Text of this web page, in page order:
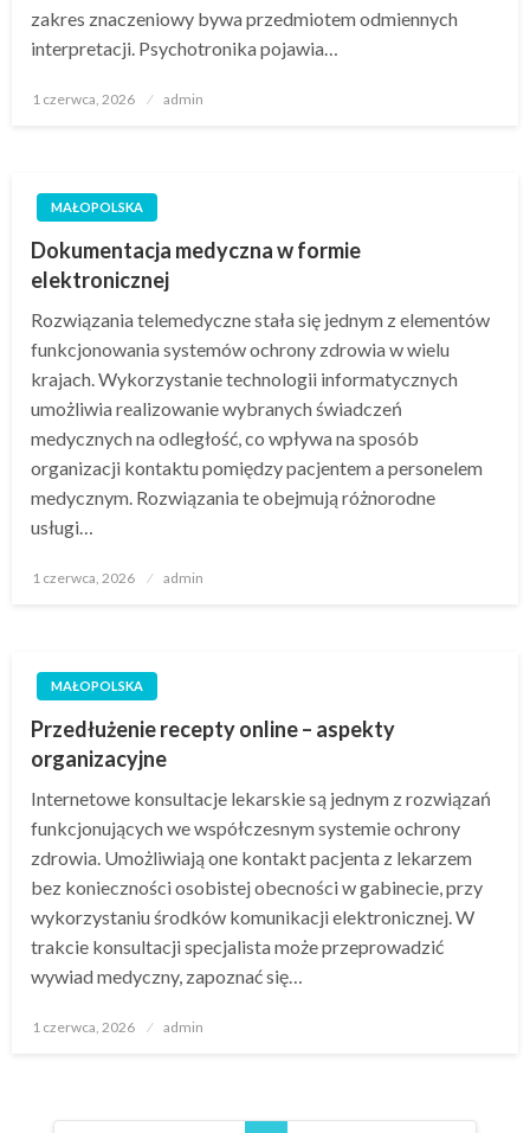
zakres znaczeniowy bywa przedmiotem odmiennych
interpretacji. Psychotronika pojawia…
Opublikowane
1 czerwca, 2026 admin
MAŁOPOLSKA
Dokumentacja medyczna w formie
elektronicznej
Rozwiązania telemedyczne stała się jednym z elementów
funkcjonowania systemów ochrony zdrowia w wielu
krajach. Wykorzystanie technologii informatycznych
umożliwia realizowanie wybranych świadczeń
medycznych na odległość, co wpływa na sposób
organizacji kontaktu pomiędzy pacjentem a personelem
medycznym. Rozwiązania te obejmują różnorodne
usługi…
Opublikowane
1 czerwca, 2026 admin
MAŁOPOLSKA
Przedłużenie recepty online – aspekty
organizacyjne
Internetowe konsultacje lekarskie są jednym z rozwiązań
funkcjonujących we współczesnym systemie ochrony
zdrowia. Umożliwiają one kontakt pacjenta z lekarzem
bez konieczności osobistej obecności w gabinecie, przy
wykorzystaniu środków komunikacji elektronicznej. W
trakcie konsultacji specjalista może przeprowadzić
wywiad medyczny, zapoznać się…
Opublikowane
1 czerwca, 2026 admin
Nawigacja